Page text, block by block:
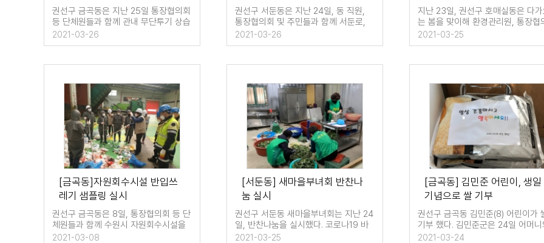
권선구 금곡동은 지난 25일 통장협의회
등 단체원들과 함께 관내 무단투기 상습
지역에서 생활폐기물 자체 샘플링…
2021-03-26
권선구 서둔동은 지난 24일, 동 직원,
통장협의회 및 주민들과 함께 서둔로,
수인로 등 상습 무단투기지역의…
2021-03-26
지난 23일, 권선구 호매실동은 다
는 봄을 맞이해 환경관리원, 통장협
원 10여명과 함께 대청소를 실시…
2021-03-25
[금곡동]자원회수시설 반입쓰
레기 샘플링 실시
권선구 금곡동은 8일, 통장협의회 등 단
체원들과 함께 수원시 자원회수시설을
방문하여 올바른 분리배출을 위한 …
2021-03-08
[서둔동] 새마을부녀회 반찬나
눔 실시
권선구 서둔동 새마을부녀회는 지난 24
일, 반찬나눔을 실시했다. 코로나19 바
이러스 확산 방지를 위해 마스…
2021-03-25
[금곡동] 김민준 어린이, 생일
기념으로 쌀 기부
권선구 금곡동 김민준(8) 어린이가
기부 했다. 김민준군은 24일 어머니
함께 금곡동 …
2021-03-24